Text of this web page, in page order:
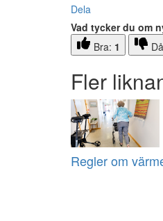
Dela
Vad tycker du om
Bra: 1
Fler
Regler om